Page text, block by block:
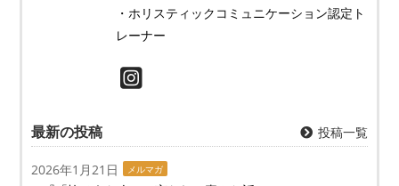
・ホリスティックコミュニケーション認定ト
レーナー
最新の投稿 投稿一覧
2026年1月21日 メルマガ